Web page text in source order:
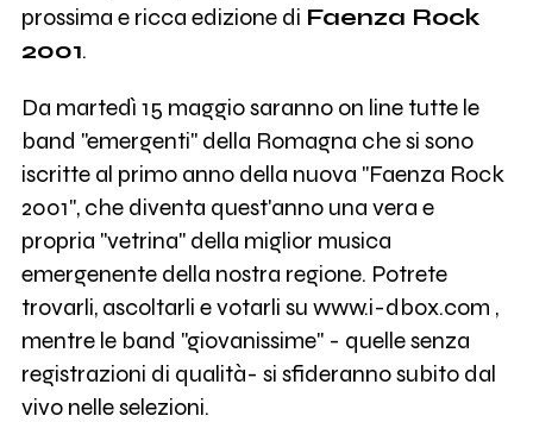
prossima e ricca edizione di Faenza Rock
2001.
Da martedì 15 maggio saranno on line tutte le
band "emergenti" della Romagna che si sono
iscritte al primo anno della nuova "Faenza Rock
2001", che diventa quest'anno una vera e
propria "vetrina" della miglior musica
emergenente della nostra regione. Potrete
trovarli, ascoltarli e votarli su www.i-dbox.com ,
mentre le band "giovanissime" - quelle senza
registrazioni di qualità- si sfideranno subito dal
vivo nelle selezioni.